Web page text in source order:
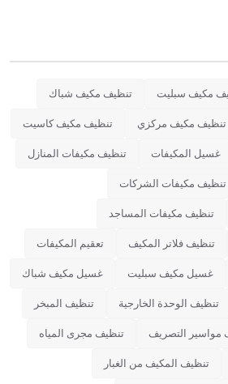
مكيف سبليت تنظيف مكيف شباك
تنظيف مكيف مركزي تنظيف مكيف كاسيت
غسيل المكيفات تنظيف مكيفات المنازل
تنظيف مكيفات الشركات
تنظيف مكيفات المساجد
تنظيف فلاتر المكيف تعقيم المكيفات
غسيل مكيف سبليت غسيل مكيف شباك
تنظيف الوحدة الخارجية تنظيف المبخر
مواسير التصريف تنظيف مجرى المياه
تنظيف المكيف من الغبار